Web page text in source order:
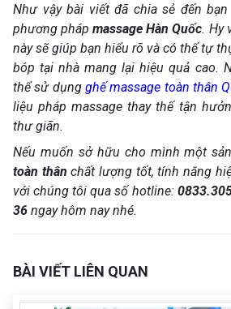
Như vậy bài viết đã chia sẻ đến
phương phápmassage Hàn Quốc. Hy
này sẽ giúp bạn hiểu rõ và có thể tự
bóp tại nhà mang lại hiệu quả cao.
thể sử dụng ghế massage toàn thân
liệu pháp massage thay thế tận
thư giãn.
Nếu muốn sở hữu cho mình một
toàn thân chất lượng tốt, tính năng
với chúng tôi qua số hotline:
36 ngay hôm nay nhé.
BÀI VIẾT LIÊN QUAN